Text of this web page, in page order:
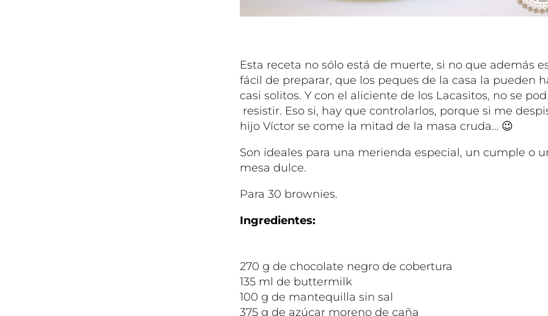
Esta receta no sólo está de muerte, si no que además
fácil de preparar, que los peques de la casa la pueden
casi solitos. Y con el aliciente de los Lacasitos, no se
resistir. Eso si, hay que controlarlos, porque si me
hijo Víctor se come la mitad de la masa cruda… 😉
Son ideales para una merienda especial, un cumple o
mesa dulce.
Para 30 brownies.
Ingredientes:
270 g de chocolate negro de cobertura
135 ml de buttermilk
100 g de mantequilla sin sal
375 g de azúcar moreno de caña